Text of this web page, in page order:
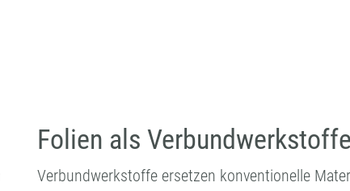
Folien als Verbundwerkstoffe
Verbundwerkstoffe ersetzen konventionelle